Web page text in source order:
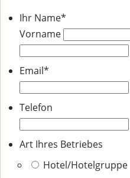
Ihr Name*
Vorname
Email*
Telefon
Art Ihres Betriebes
Hotel/Hotelgruppe